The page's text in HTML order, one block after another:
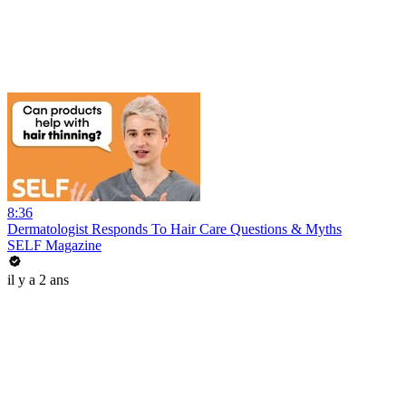
8:36
Dermatologist Responds To Hair Care Questions & Myths
SELF Magazine
il y a 2 ans